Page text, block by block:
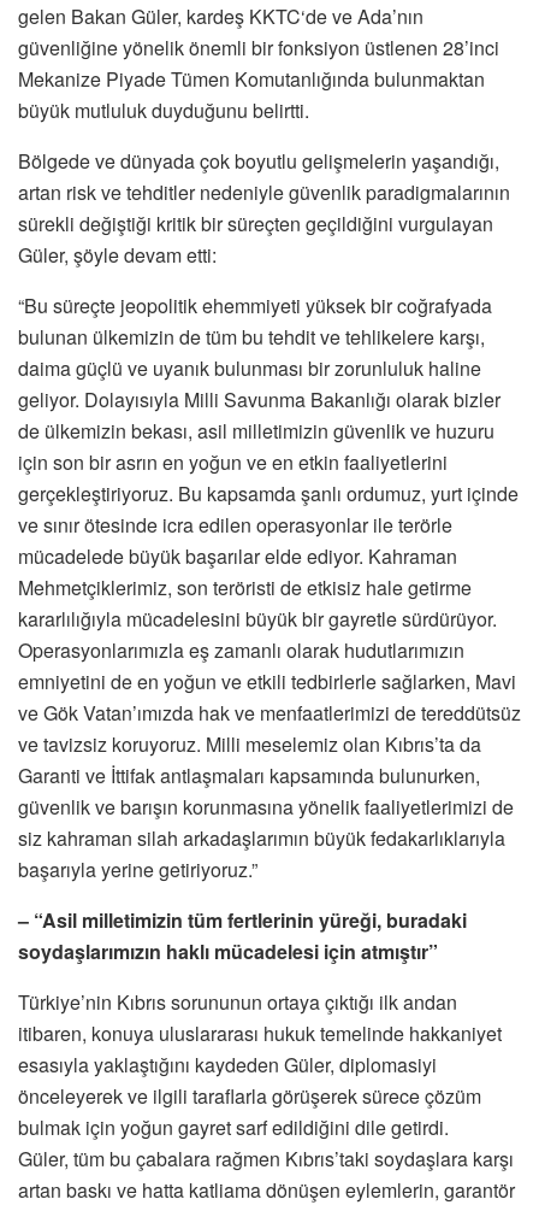
gelen Bakan Güler, kardeş KKTC‘de ve Ada’nın
güvenliğine yönelik önemli bir fonksiyon üstlenen 28’inci
Mekanize Piyade Tümen Komutanlığında bulunmaktan
büyük mutluluk duyduğunu belirtti.
Bölgede ve dünyada çok boyutlu gelişmelerin yaşandığı,
artan risk ve tehditler nedeniyle güvenlik paradigmalarının
sürekli değiştiği kritik bir süreçten geçildiğini vurgulayan
Güler, şöyle devam etti:
“Bu süreçte jeopolitik ehemmiyeti yüksek bir coğrafyada
bulunan ülkemizin de tüm bu tehdit ve tehlikelere karşı,
daima güçlü ve uyanık bulunması bir zorunluluk haline
geliyor. Dolayısıyla Milli Savunma Bakanlığı olarak bizler
de ülkemizin bekası, asil milletimizin güvenlik ve huzuru
için son bir asrın en yoğun ve en etkin faaliyetlerini
gerçekleştiriyoruz. Bu kapsamda şanlı ordumuz, yurt içinde
ve sınır ötesinde icra edilen operasyonlar ile terörle
mücadelede büyük başarılar elde ediyor. Kahraman
Mehmetçiklerimiz, son teröristi de etkisiz hale getirme
kararlılığıyla mücadelesini büyük bir gayretle sürdürüyor.
Operasyonlarımızla eş zamanlı olarak hudutlarımızın
emniyetini de en yoğun ve etkili tedbirlerle sağlarken, Mavi
ve Gök Vatan’ımızda hak ve menfaatlerimizi de tereddütsüz
ve tavizsiz koruyoruz. Milli meselemiz olan Kıbrıs’ta da
Garanti ve İttifak antlaşmaları kapsamında bulunurken,
güvenlik ve barışın korunmasına yönelik faaliyetlerimizi de
siz kahraman silah arkadaşlarımın büyük fedakarlıklarıyla
başarıyla yerine getiriyoruz.”
– “Asil milletimizin tüm fertlerinin yüreği, buradaki
soydaşlarımızın haklı mücadelesi için atmıştır”
Türkiye’nin Kıbrıs sorununun ortaya çıktığı ilk andan
itibaren, konuya uluslararası hukuk temelinde hakkaniyet
esasıyla yaklaştığını kaydeden Güler, diplomasiyi
önceleyerek ve ilgili taraflarla görüşerek sürece çözüm
bulmak için yoğun gayret sarf edildiğini dile getirdi.
Güler, tüm bu çabalara rağmen Kıbrıs’taki soydaşlara karşı
artan baskı ve hatta katliama dönüşen eylemlerin, garantör